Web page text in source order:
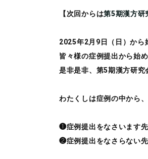
【次回からは第5期漢方研
2025年2月9日（日）から
皆々様の症例提出から始
是非是非、第5期漢方研究
わたくしは症例の中から
❶症例提出をなさいます先
❷症例提出をなさらない先